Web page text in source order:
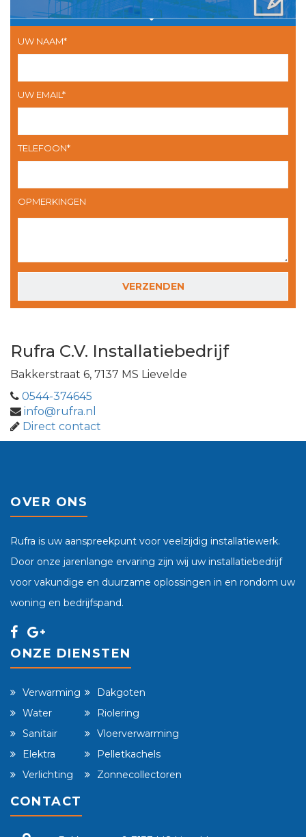
UW NAAM*
UW EMAIL*
TELEFOON*
OPMERKINGEN
Rufra C.V. Installatiebedrijf
Bakkerstraat 6, 7137 MS Lievelde
0544-374645
info@rufra.nl
Direct contact
OVER ONS
Rufra is uw aanspreekpunt voor veelzijdig installatiewerk.
Door onze jarenlange ervaring zijn wij uw installatiebedrijf
voor vakundige en duurzame oplossingen in en rondom uw
woning en bedrijfspand.
ONZE DIENSTEN
Verwarming
Water
Sanitair
Elektra
Verlichting
Dakgoten
Riolering
Vloerverwarming
Pelletkachels
Zonnecollectoren
CONTACT